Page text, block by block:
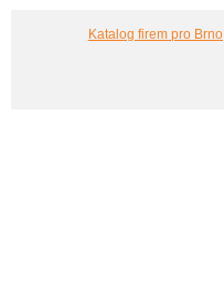
Katalog firem pro Brno